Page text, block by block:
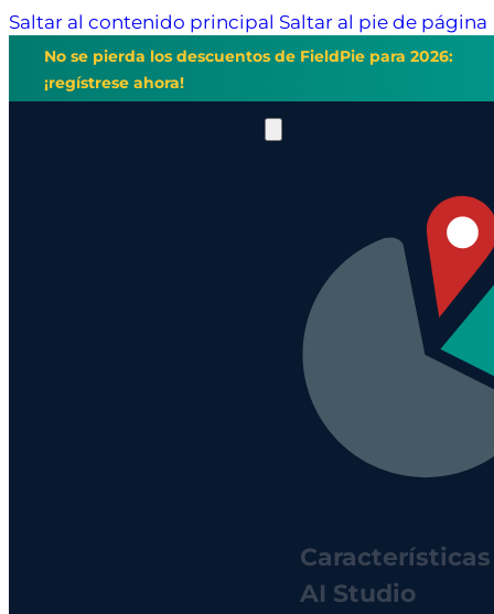
Saltar al contenido principal Saltar al pie de página
No se pierda los descuentos de FieldPie para 2026:
¡regístrese ahora!
Características
AI Studio